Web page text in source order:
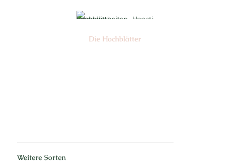
Die Hochblätter
Weitere Sorten